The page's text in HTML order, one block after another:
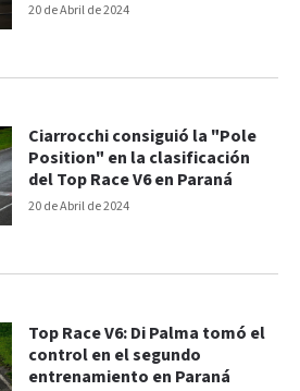
20 de Abril de 2024
20 de Abril de 2024
Ciarrocchi consiguió la "Pole
Position" en la clasificación
del Top Race V6 en Paraná
Top Race V6: Di Palma tomó el
control en el segundo
entrenamiento en Paraná